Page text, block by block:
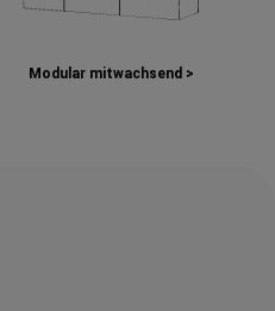
Modular mitwachsend >